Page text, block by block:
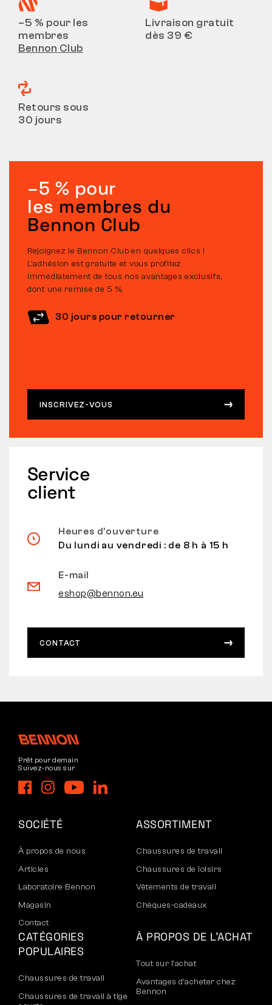
–5 % pour les
membres
Bennon Club
Livraison gratuit
dès 39 €
Retours sous
30 jours
–5 % pour
les membres du
Bennon Club
Rejoignez le Bennon Club en quelques clics !
L’adhésion est gratuite et vous profitez
immédiatement de tous nos avantages exclusifs,
dont une remise de 5 %.
30 jours pour retourner
INSCRIVEZ-VOUS
Service
client
Heures d’ouverture
Du lundi au vendredi : de 8 h à 15 h
E-mail
eshop@bennon.eu
CONTACT
Prêt pour demain
Suivez-nous sur
SOCIÉTÉ
À propos de nous
Articles
Laboratoire Bennon
Magasin
Contact
ASSORTIMENT
Chaussures de travail
Chaussures de loisirs
Vêtements de travail
Chèques-cadeaux
CATÉGORIES
POPULAIRES
Chaussures de travail
Chaussures de travail à tige
À PROPOS DE L’ACHAT
Tout sur l’achat
Avantages d’acheter chez
Bennon